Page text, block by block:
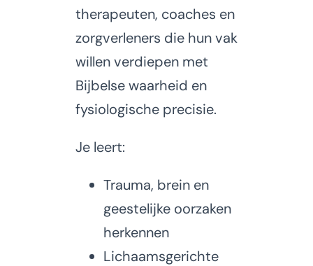
therapeuten, coaches en
zorgverleners die hun vak
willen verdiepen met
Bijbelse waarheid en
fysiologische precisie.
Je leert:
Trauma, brein en
geestelijke oorzaken
herkennen
Lichaamsgerichte